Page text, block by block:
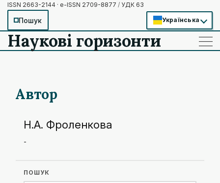
ISSN 2663-2144 · e-ISSN 2709-8877 / УДК 63
Пошук Українська
Наукові горизонти ——
——
——
Автор
Н.А. Фроленкова
-
ПОШУК